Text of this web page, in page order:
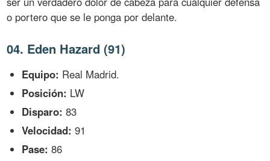
o portero que se le ponga por delante.
04. Eden Hazard (91)
Equipo: Real Madrid.
Posición: LW
Disparo: 83
Velocidad: 91
Pase: 86